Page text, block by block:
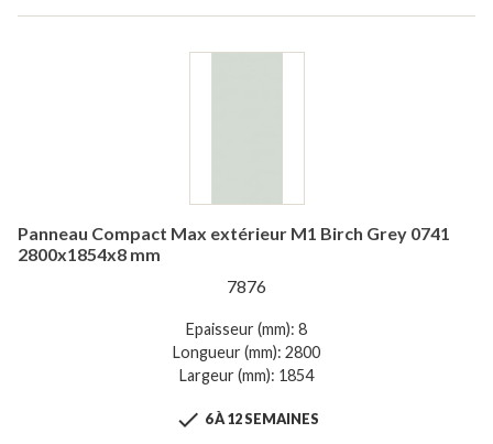
Panneau Compact Max extérieur M1 Birch Grey 0741
2800x1854x8 mm
7876
Epaisseur (mm): 8
Longueur (mm): 2800
Largeur (mm): 1854
 6 À 12 SEMAINES